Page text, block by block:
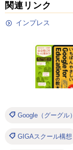
関連リンク
インプレス
Google（グーグル）
GIGAスクール構想